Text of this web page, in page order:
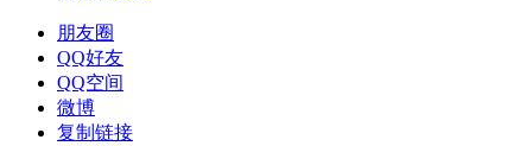
朋友圈
QQ好友
QQ空间
微博
复制链接